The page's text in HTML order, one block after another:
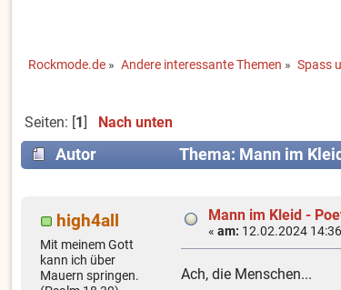
Rockmode.de » Andere interessante Themen » Spass
Seiten: [1] Nach unten
Autor Thema: Mann im
high4all
Mit meinem Gott
kann ich über
Mauern springen.
Mann im Kleid -
«am: 12.02.2024
Ach, die Menschen...